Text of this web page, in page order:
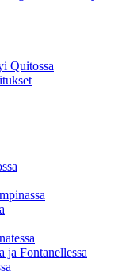
Quitossa
ja Fontanellessa